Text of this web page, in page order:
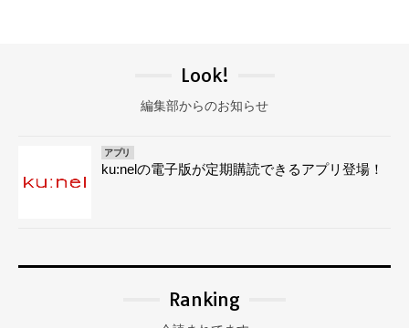
Look!
編集部からのお知らせ
アプリ
ku:nelの電子版が定期購読できるアプリ登場！
Ranking